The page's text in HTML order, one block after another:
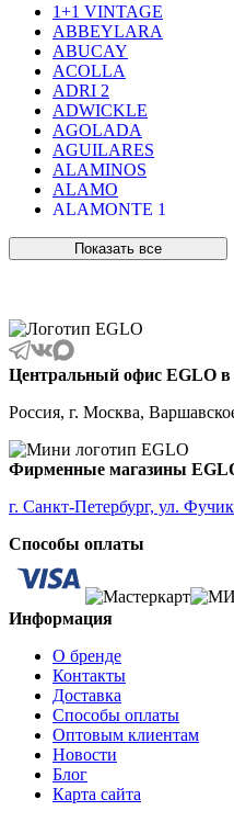
1+1 VINTAGE
ABBEYLARA
ABUCAY
ACOLLA
ADRI 2
ADWICKLE
AGOLADA
AGUILARES
ALAMINOS
ALAMO
ALAMONTE 1
ALBARACCIN
ALCUDIA
ALDERNEY
ALMANZORA
ALMEIDA
ALMEIDA 2
ALMONTE
ALMUDAINA
ALOBRASE
ALSAGER
ALVEZ
AMADORA
AMAKUSA
AMBALABE
AMBATOBE
AMBONDRONA
AMBORIALA
AMEZAGA
AMOATSY
AMPITABE
AMSFIELD 1
ANDASIBE
ANJABE
Показать все
Центральный офис EGLO в
Россия, г. Москва,
Фирменные магазины
г. Санкт-Петербург, ул.
Способы оплаты
Информация
О бренде
Контакты
Доставка
Способы оплаты
Оптовым клиентам
Новости
Блог
Карта сайта